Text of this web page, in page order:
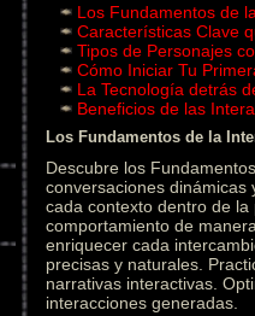
Los Fundamentos de
Características Clave
Tipos de Personajes
Cómo Iniciar Tu
La Tecnología detrás
Beneficios de las
Los Fundamentos de la
Descubre los
conversaciones dinámicas
cada contexto dentro de
comportamiento de
enriquecer cada
precisas y naturales.
narrativas interactivas.
interacciones generadas.